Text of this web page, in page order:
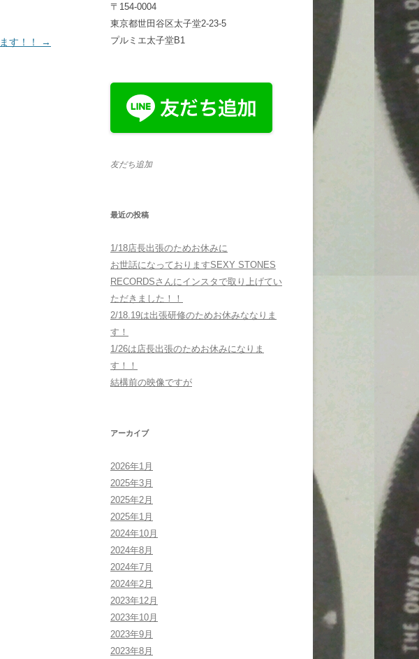
す！！ →
〒154-0004
東京都世田谷区太子堂2-23-5
プルミエ太子堂B1
友だち追加
最近の投稿
1/18店長出張のためお休みに
お世話になっておりますSEXY STONES
RECORDSさんにインスタで取り上げてい
ただきました！！
2/18.19は出張研修のためお休みななりま
す！
1/26は店長出張のためお休みになりま
す！！
結構前の映像ですが
アーカイブ
2026年1月
2025年3月
2025年2月
2025年1月
2024年10月
2024年8月
2024年7月
2024年2月
2023年12月
2023年10月
2023年9月
2023年8月